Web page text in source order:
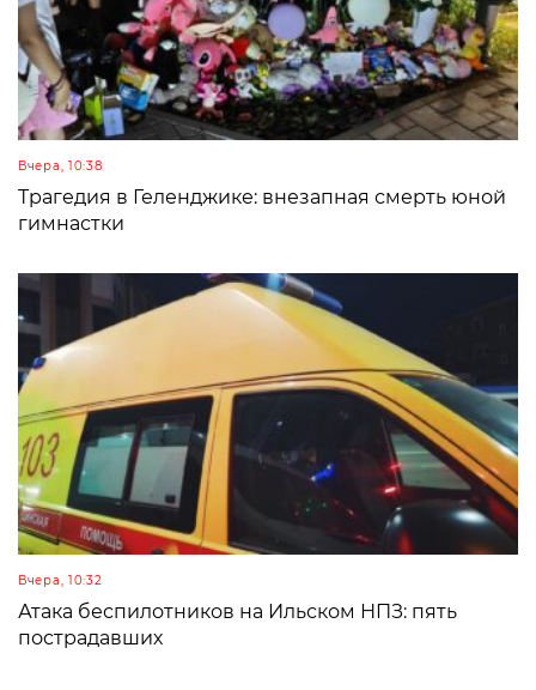
Вчера, 10:38
Трагедия в Геленджике: внезапная смерть юной
гимнастки
Вчера, 10:32
Атака беспилотников на Ильском НПЗ: пять
пострадавших